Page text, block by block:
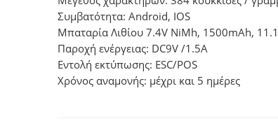
Συμβατότητα: Android, IOS
Μπαταρία Λιθίου 7.4V NiMh, 1500mAh,
Παροχή ενέργειας: DC9V /1.5A
Εντολή εκτύπωσης: ESC/POS
Χρόνος αναμονής: μέχρι και 5 ημέρες